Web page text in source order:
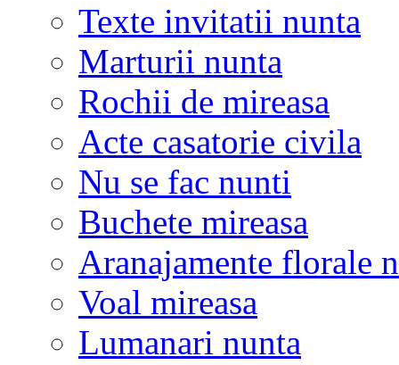
Texte invitatii nunta
Marturii nunta
Rochii de mireasa
Acte casatorie civila
Nu se fac nunti
Buchete mireasa
Aranajamente florale
Voal mireasa
Lumanari nunta